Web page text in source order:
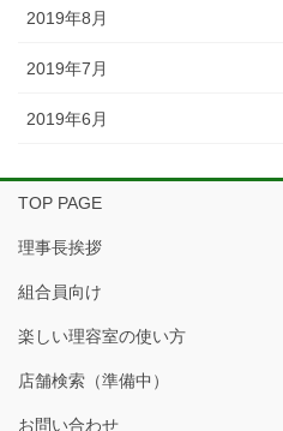
2019年8月
2019年7月
2019年6月
TOP PAGE
理事長挨拶
組合員向け
楽しい理容室の使い方
店舗検索（準備中）
お問い合わせ